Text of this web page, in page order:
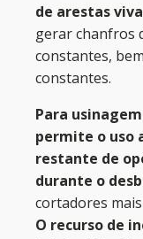
de arestas
gerar chanfros
constantes,
constantes.
Para
permite o uso
restante de
durante o
cortadores
O recurso de